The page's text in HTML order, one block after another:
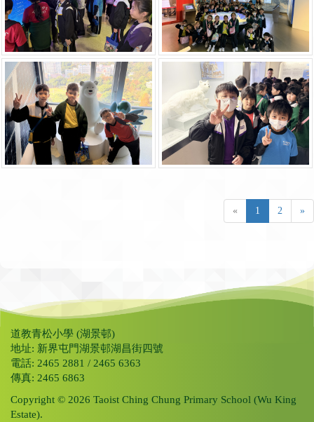
« 1 2 »
道教青松小學 (湖景邨)
地址: 新界屯門湖景邨湖昌街四號
電話: 2465 2881 / 2465 6363
傳真: 2465 6863
Copyright © 2026 Taoist Ching Chung Primary School (Wu King
Estate).